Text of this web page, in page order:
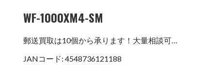
WF-1000XM4-SM
郵送買取は10個から承ります！大量相談可…
JANコード: 4548736121188